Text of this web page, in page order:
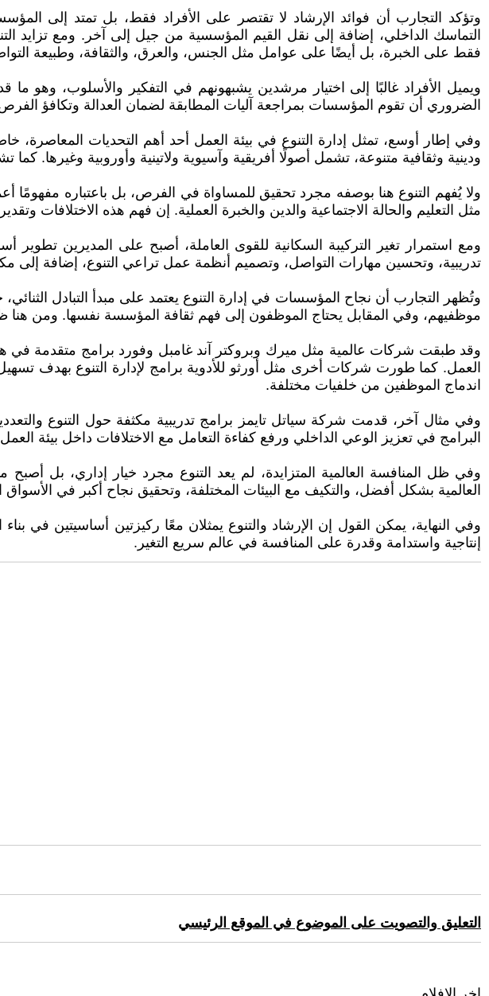
وتؤكد التجارب أن فوائد الإرشاد لا تقتصر على الأفراد فقط، بل تمتد إلى
التماسك الداخلي، إضافة إلى نقل القيم المؤسسية من جيل إلى آخر. ومع تزايد
فقط على الخبرة، بل أيضًا على عوامل مثل الجنس، والعرق، والثقافة، وطبيعة
ويميل الأفراد غالبًا إلى اختيار مرشدين يشبهونهم في التفكير والأسلوب، وهو
الضروري أن تقوم المؤسسات بمراجعة آليات المطابقة لضمان العدالة وتكافؤ
وفي إطار أوسع، تمثل إدارة التنوع في بيئة العمل أحد أهم التحديات المعاصرة،
ودينية وثقافية متنوعة، تشمل أصولًا أفريقية وآسيوية ولاتينية وأوروبية
ولا يُفهم التنوع هنا بوصفه مجرد تحقيق للمساواة في الفرص، بل باعتباره مفهومًا
مثل التعليم والحالة الاجتماعية والدين والخبرة العملية. إن فهم هذه الاختلافات
ومع استمرار تغير التركيبة السكانية للقوى العاملة، أصبح على المديرين تطوير
تدريبية، وتحسين مهارات التواصل، وتصميم أنظمة عمل تراعي التنوع، إضافة
وتُظهر التجارب أن نجاح المؤسسات في إدارة التنوع يعتمد على مبدأ التبادل
موظفيهم، وفي المقابل يحتاج الموظفون إلى فهم ثقافة المؤسسة نفسها. ومن هنا
وقد طبقت شركات عالمية مثل ميرك وبروكتر آند غامبل وفورد برامج متقدمة في
العمل. كما طورت شركات أخرى مثل أورثو للأدوية برامج لإدارة التنوع بهدف
اندماج الموظفين من خلفيات مختلفة.
وفي مثال آخر، قدمت شركة سياتل تايمز برامج تدريبية مكثفة حول التنوع
البرامج في تعزيز الوعي الداخلي ورفع كفاءة التعامل مع الاختلافات داخل بيئة
وفي ظل المنافسة العالمية المتزايدة، لم يعد التنوع مجرد خيار إداري، بل
العالمية بشكل أفضل، والتكيف مع البيئات المختلفة، وتحقيق نجاح أكبر في الأسواق
وفي النهاية، يمكن القول إن الإرشاد والتنوع يمثلان معًا ركيزتين أساسيتين في
إنتاجية واستدامة وقدرة على المنافسة في عالم سريع التغير.
التعليق والتصويت على الموضوع في الموقع الرئيسي